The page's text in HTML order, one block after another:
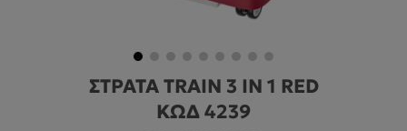
ΣΤΡΑΤΑ TRAIN 3 ΙΝ 1 RED
ΚΩΔ 4239